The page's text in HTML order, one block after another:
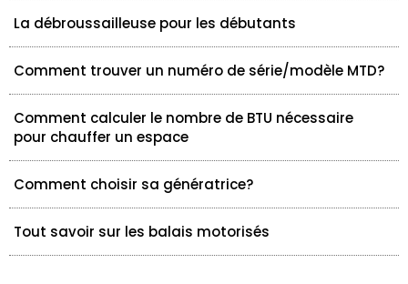
La débroussailleuse pour les débutants
Comment trouver un numéro de série/modèle MTD?
Comment calculer le nombre de BTU nécessaire
pour chauffer un espace
Comment choisir sa génératrice?
Tout savoir sur les balais motorisés